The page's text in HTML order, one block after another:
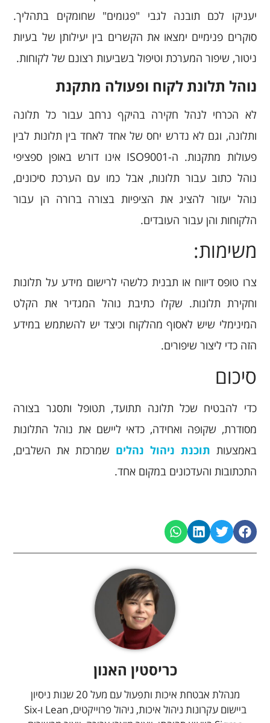
יעניקו לכם תובנה לגבי "פגומים" שחומקים בתהליך.
סוקרים פנימיים ימצאו את הקשרים בין יעילותן של בעיות
ניטור, שיפור המערכת וטיפול בשביעות רצונם של לקוחות.
נוהל תלונת לקוח ופעולה מתקנת
לא הכרחי לנהל חקירה בהיקף נרחב עבור כל תלונה
ותלונה, וגם לא נדרש יחס של אחד לאחד בין תלונות לבין
פעולות מתקנות. ה-ISO9001 אינו דורש באופן ספציפי
נוהל כתוב עבור תלונות, אבל כמו עם הערכת סיכונים,
נוהל יעזור להציג את הציפיות בצורה ברורה הן עבור
הלקוחות והן עבור העובדים.
משימות:
צרו טופס דיווח או תבנית כלשהי לרישום מידע על תלונות
וחקירת תלונות. שקלו כתיבת נוהל המגדיר את הקלט
המינימלי שיש לאסוף מהלקוח וכיצד יש להשתמש במידע
הזה כדי ליצור שיפורים.
סיכום
כדי להבטיח שכל תלונה תתועד, תטופל ותסגר בצורה
מסודרת, שקופה ואחידה, כדאי ליישם את נוהל התלונות
באמצעות תוכנת ניהול נהלים שמרכזת את השלבים,
התכתובות והעדכונים במקום אחד.
כריסטין האנון
מנהלת אבטחת איכות ותפעול עם מעל 20 שנות ניסיון
ביישום עקרונות ניהול איכות, ניהול פרוייקטים, Lean ו-Six